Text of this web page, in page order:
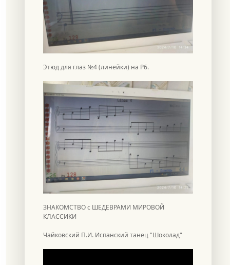
Этюд для глаз №4 (линейки) на Р6.
ЗНАКОМСТВО с ШЕДЕВРАМИ МИРОВОЙ
КЛАССИКИ
Чайковский П.И. Испанский танец "Шоколад"